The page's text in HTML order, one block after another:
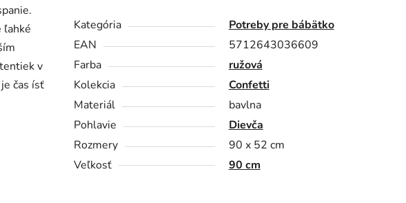
ľahké
v
čas ísť
Kategória
Potreby pre bábätko
EAN
5712643036609
Farba
ružová
Kolekcia
Confetti
Materiál
bavlna
Pohlavie
Dievča
Rozmery
90 x 52 cm
Veľkosť
90 cm